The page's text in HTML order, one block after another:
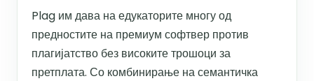
Plag им дава на едукаторите многу од
предностите на премиум софтвер против
плагијатство без високите трошоци за
претплата. Со комбинирање на семантичка